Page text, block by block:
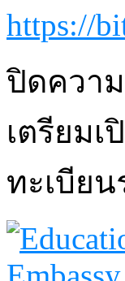
https://
ปิดควา
เตรียม
ทะเบีย